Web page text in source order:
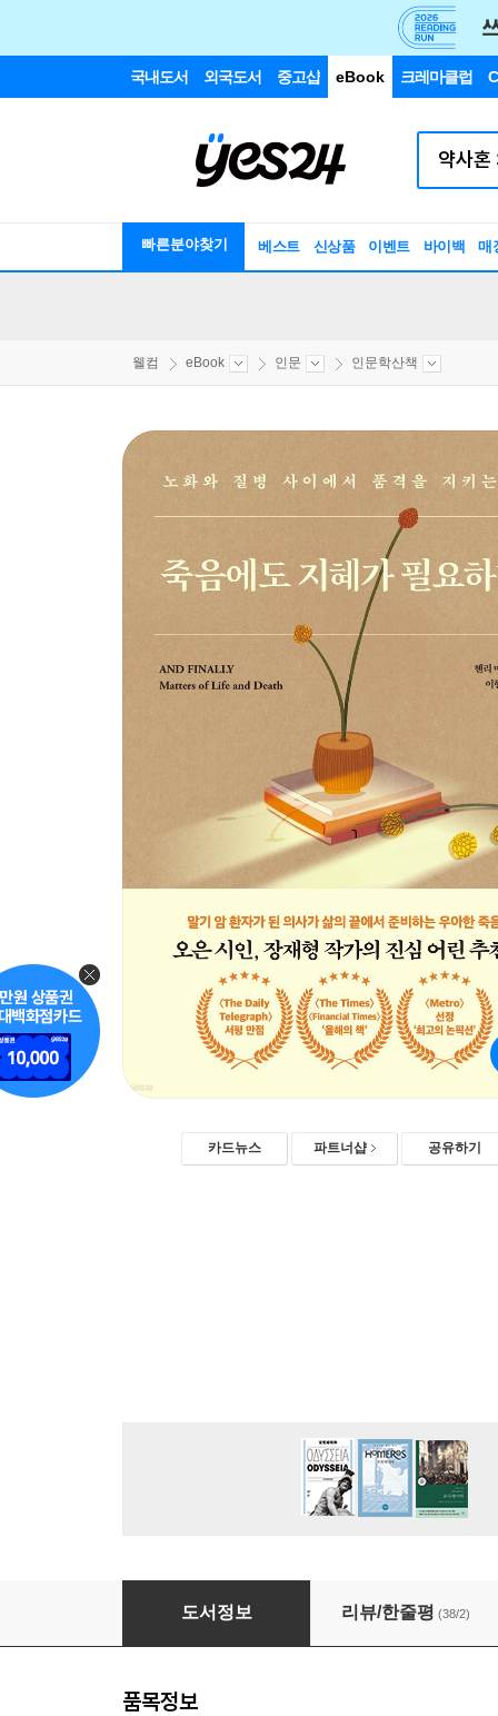
국내도서 외국도서 중고샵 eBook 크레마클럽
빠른분야찾기 베스트 신상품 이벤트 바이백 매
웰컴 eBook 인문 인문학산책
카드뉴스 파트너샵 공유하기
죽음에도 지혜가 필요하다
도서정보 리뷰/한줄평 (38/2)
품목정보